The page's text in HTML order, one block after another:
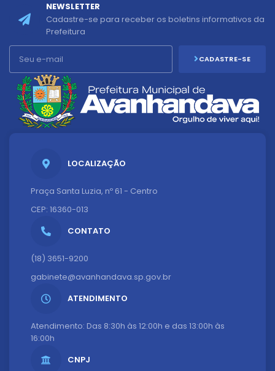
LOCALIZAÇÃO
Praça Santa Luzia, nº 61 - Centro
CEP: 16360-013
CONTATO
(18) 3651-9200
gabinete@avanhandava.sp.gov.br
ATENDIMENTO
Atendimento: Das 8:30h às 12:00h e das 13:00h às
16:00h
CNPJ
NEWSLETTER
Cadastre-se para receber os boletins informativos da
Prefeitura
CADASTRE-SE